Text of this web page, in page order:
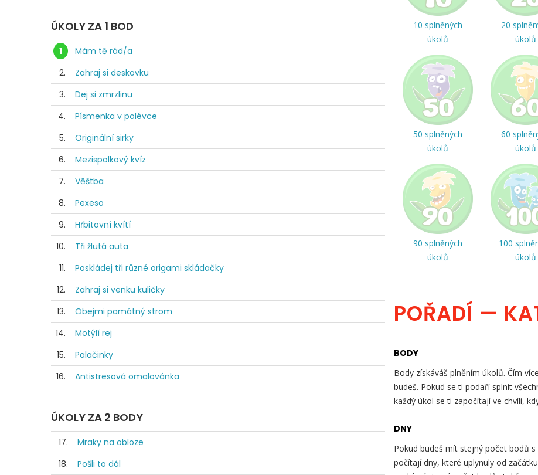
ÚKOLY ZA 1 BOD
1
Mám tě rád/a
2.
Zahraj si deskovku
3.
Dej si zmrzlinu
4.
Písmenka v polévce
5.
Originální sirky
6.
Mezispolkový kvíz
7.
Věštba
8.
Pexeso
9.
Hřbitovní kvítí
10.
Tři žlutá auta
11.
Poskládej tři různé origami skládačky
12.
Zahraj si venku kuličky
13.
Obejmi památný strom
14.
Motýlí rej
15.
Palačinky
16.
Antistresová omalovánka
ÚKOLY ZA 2 BODY
17.
Mraky na obloze
18.
Pošli to dál
10 splněných
úkolů
20
úkolů
50 splněných
úkolů
60
úkolů
90 splněných
úkolů
100
úkolů
POŘADÍ —
BODY
Body získáváš plněním úkolů. Čím
budeš. Pokud se ti podaří splnit
každý úkol se ti započítají ve chvíli,
DNY
Pokud budeš mít stejný počet bodů
počítají dny, které uplynuly od